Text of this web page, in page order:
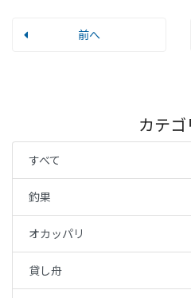
前へ
カテゴ
すべて
釣果
オカッパリ
貸し舟